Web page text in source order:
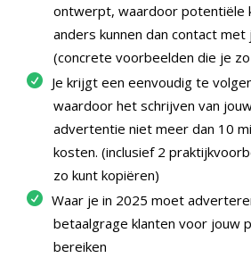
ontwerpt, waardoor potentiële
anders kunnen dan contact met
(concrete voorbeelden die je
Je krijgt een eenvoudig te
waardoor het schrijven van
advertentie niet meer dan 10
kosten. (inclusief 2
zo kunt kopiëren)
Waar je in 2025 moet
betaalgrage klanten voor jouw
bereiken